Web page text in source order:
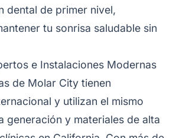
dental de primer nivel,
tu sonrisa saludable sin
e Instalaciones Modernas
de Molar City tienen
y utilizan el mismo
generación y materiales de alta